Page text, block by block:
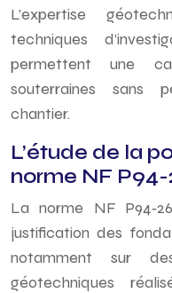
L’expertise
techniques
permettent une
souterraines sans
chantier.
L’étude de la
norme NF P94-
La norme NF
justification des
notamment sur
géotechniques